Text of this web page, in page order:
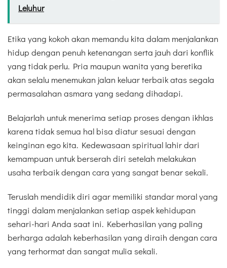
Leluhur
Etika yang kokoh akan memandu kita dalam menjalankan
hidup dengan penuh ketenangan serta jauh dari konflik
yang tidak perlu. Pria maupun wanita yang beretika
akan selalu menemukan jalan keluar terbaik atas segala
permasalahan asmara yang sedang dihadapi.
Belajarlah untuk menerima setiap proses dengan ikhlas
karena tidak semua hal bisa diatur sesuai dengan
keinginan ego kita. Kedewasaan spiritual lahir dari
kemampuan untuk berserah diri setelah melakukan
usaha terbaik dengan cara yang sangat benar sekali.
Teruslah mendidik diri agar memiliki standar moral yang
tinggi dalam menjalankan setiap aspek kehidupan
sehari-hari Anda saat ini. Keberhasilan yang paling
berharga adalah keberhasilan yang diraih dengan cara
yang terhormat dan sangat mulia sekali.